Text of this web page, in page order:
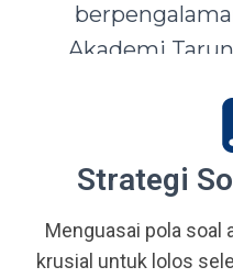
Akademi
mewujudkan
Abdi Negara,
Strategi
Menguasai pola soal
krusial untuk lolos